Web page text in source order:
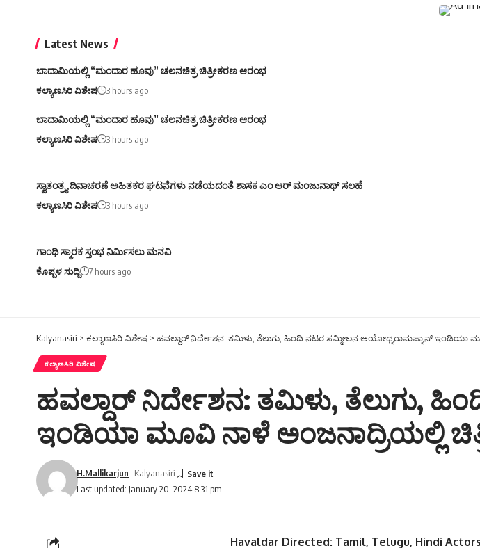
Latest News
ಬಾದಾಮಿಯಲ್ಲಿ “ಮಂದಾರ ಹೂವು” ಚಲನಚಿತ್ರ ಚಿತ್ರೀಕರಣ ಆರಂಭ
ಕಲ್ಯಾಣಸಿರಿ ವಿಶೇಷ 3 hours ago
ಬಾದಾಮಿಯಲ್ಲಿ “ಮಂದಾರ ಹೂವು” ಚಲನಚಿತ್ರ ಚಿತ್ರೀಕರಣ ಆರಂಭ
ಕಲ್ಯಾಣಸಿರಿ ವಿಶೇಷ 3 hours ago
ಸ್ವಾತಂತ್ರ್ಯ ದಿನಾಚರಣೆ ಅಹಿತಕರ ಘಟನೆಗಳು ನಡೆಯದಂತೆ ಶಾಸಕ ಎಂ ಆರ್ ಮಂಜುನಾಥ್ ಸಲಹೆ
ಕಲ್ಯಾಣಸಿರಿ ವಿಶೇಷ 3 hours ago
ಗಾಂಧಿ ಸ್ಮಾರಕ ಸ್ತಂಭ ನಿರ್ಮಿಸಲು ಮನವಿ
ಕೊಪ್ಪಳ ಸುದ್ದಿ 7 hours ago
Kalyanasiri > ಕಲ್ಯಾಣಸಿರಿ ವಿಶೇಷ > ಹವಲ್ದಾರ್ ನಿರ್ದೇಶನ: ತಮಿಳು, ತೆಲುಗು, ಹಿಂದಿ ನಟರ ಸಮ್ಮೀಲನ ಅಯೋಧ್ಯರಾಮಪ್ಯಾನ್ ಇಂಡಿಯಾ
ಕಲ್ಯಾಣಸಿರಿ ವಿಶೇಷ
ಹವಲ್ದಾರ್ ನಿರ್ದೇಶನ: ತಮಿಳು, ತೆಲುಗು,
ಇಂಡಿಯಾ ಮೂವಿ ನಾಳೆ ಅಂಜನಾದ್ರಿಯಲ್ಲಿ
Last updated: January 20, 2024 8:31 pm
H.Mallikarjun- Kalyanasiri
Havaldar Directed: Tamil, Telugu, Hindi